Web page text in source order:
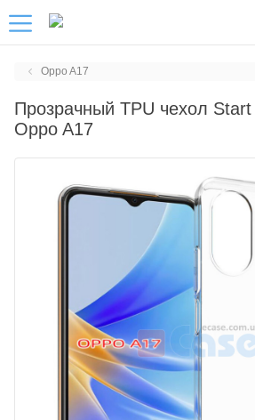
Oppo A17
Прозрачный TPU чехол
Oppo A17